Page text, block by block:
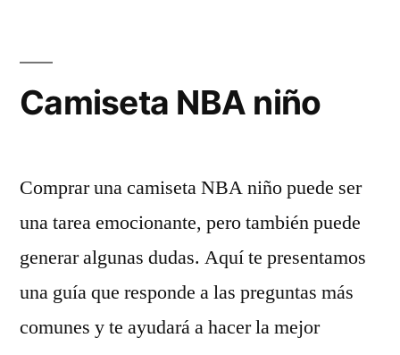
Camiseta NBA niño
Comprar una camiseta NBA niño puede ser
una tarea emocionante, pero también puede
generar algunas dudas. Aquí te presentamos
una guía que responde a las preguntas más
comunes y te ayudará a hacer la mejor